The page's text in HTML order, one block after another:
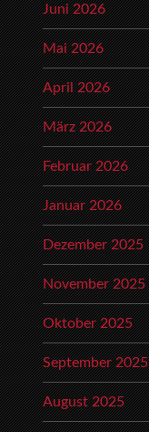
Juni 2026
Mai 2026
April 2026
März 2026
Februar 2026
Januar 2026
Dezember 2025
November 2025
Oktober 2025
September 2025
August 2025